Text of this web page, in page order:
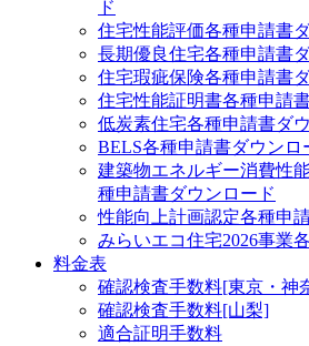
ド
住宅性能評価各種申請書
長期優良住宅各種申請書
住宅瑕疵保険各種申請書
住宅性能証明書各種申請
低炭素住宅各種申請書ダ
BELS各種申請書ダウンロ
建築物エネルギー消費性
種申請書ダウンロード
性能向上計画認定各種申
みらいエコ住宅2026事業
料金表
確認検査手数料[東京・神
確認検査手数料[山梨]
適合証明手数料